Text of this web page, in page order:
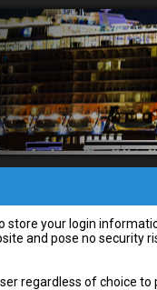
your login
and pose no security
regardless of choice